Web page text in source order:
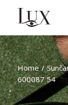
content
Home
600087 54